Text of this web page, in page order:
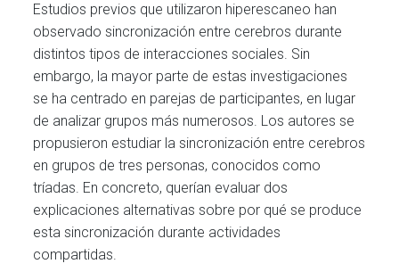
Estudios previos que utilizaron hiperescaneo han
observado sincronización entre cerebros durante
distintos tipos de interacciones sociales. Sin
embargo, la mayor parte de estas investigaciones
se ha centrado en parejas de participantes, en lugar
de analizar grupos más numerosos. Los autores se
propusieron estudiar la sincronización entre cerebros
en grupos de tres personas, conocidos como
tríadas. En concreto, querían evaluar dos
explicaciones alternativas sobre por qué se produce
esta sincronización durante actividades
compartidas.